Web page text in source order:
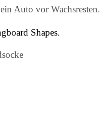
Auto vor Wachsresten.
Shapes.